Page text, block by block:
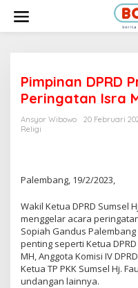
Pimpinan DPRD
Peringatan Isra
Ansyor Wibowo
20 Februari
Religi
Palembang, 19/2/2023,
Wakil Ketua DPRD Sumsel
menggelar acara
Sopiah Gandus
penting seperti Ketua
MH, Anggota Komisi IV
Ketua TP PKK Sumsel Hj.
undangan lainnya.